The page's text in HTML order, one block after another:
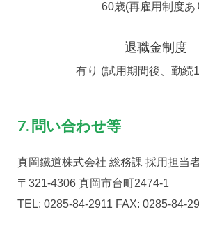
60歳(再雇用制度あ
退職金制度
有り (試用期間後、勤続
7. 問い合わせ等
真岡鐵道株式会社 総務課 採用担当
〒321-4306 真岡市台町2474-1
TEL: 0285-84-2911 FAX: 0285-84-